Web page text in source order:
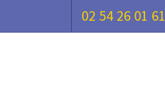
02 54 26 01 61